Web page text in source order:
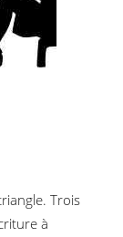
Trois
à